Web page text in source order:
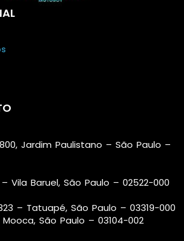
Jardim Paulistano – São Paulo –
Vila Baruel, São Paulo – 02522-000
– Tatuapé, São Paulo – 03319-000
São Paulo – 03104-002